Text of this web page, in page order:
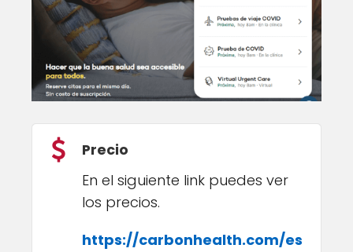
Precio
En el siguiente link puedes ver
los precios.
https://carbonhealth.com/es